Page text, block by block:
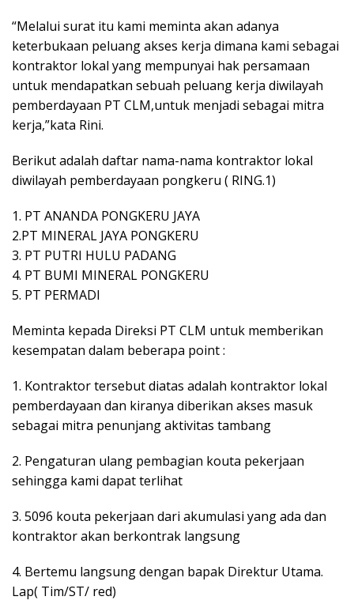
“Melalui surat itu kami meminta akan adanya
keterbukaan peluang akses kerja dimana kami sebagai
kontraktor lokal yang mempunyai hak persamaan
untuk mendapatkan sebuah peluang kerja diwilayah
pemberdayaan PT CLM,untuk menjadi sebagai mitra
kerja,”kata Rini.
Berikut adalah daftar nama-nama kontraktor lokal
diwilayah pemberdayaan pongkeru ( RING.1)
1. PT ANANDA PONGKERU JAYA
2.PT MINERAL JAYA PONGKERU
3. PT PUTRI HULU PADANG
4. PT BUMI MINERAL PONGKERU
5. PT PERMADI
Meminta kepada Direksi PT CLM untuk memberikan
kesempatan dalam beberapa point :
1. Kontraktor tersebut diatas adalah kontraktor lokal
pemberdayaan dan kiranya diberikan akses masuk
sebagai mitra penunjang aktivitas tambang
2. Pengaturan ulang pembagian kouta pekerjaan
sehingga kami dapat terlihat
3. 5096 kouta pekerjaan dari akumulasi yang ada dan
kontraktor akan berkontrak langsung
4. Bertemu langsung dengan bapak Direktur Utama.
Lap( Tim/ST/ red)